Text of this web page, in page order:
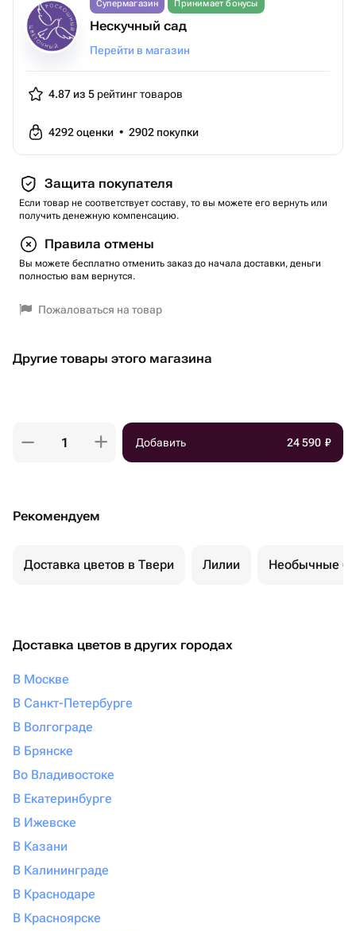
Супермагазин Принимает бонусы
Нескучный сад
Перейти в магазин
4.87 из 5 рейтинг товаров
4292оценки • 2902 покупки
Защита покупателя
Если товар не соответствует составу, то вы можете его вернуть или
получить денежную компенсацию.
Правила отмены
Вы можете бесплатно отменить заказ до начала доставки, деньги
полностью вам вернутся.
Пожаловаться на товар
Другие товары этого магазина
Добавить 24 590 ₽
Рекомендуем
Доставка цветов в Твери Лилии Необычные
Доставка цветов в других городах
В Москве
В Санкт-Петербурге
В Волгограде
В Брянске
Во Владивостоке
В Екатеринбурге
В Ижевске
В Казани
В Калининграде
В Краснодаре
В Красноярске